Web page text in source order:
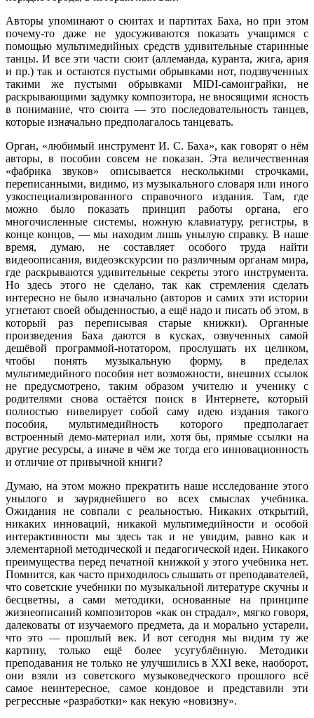
Авторы упоминают о сюитах и партитах Баха, но при этом
почему-то даже не удосуживаются показать учащимся с
помощью мультимедийных средств удивительные старинные
танцы. И все эти части сюит (аллеманда, куранта, жига, ария
и пр.) так и остаются пустыми обрывками нот, подзвученных
такими же пустыми обрывками MIDI-самоиграйки, не
раскрывающими задумку композитора, не вносящими ясность
в понимание, что сюита — это последовательность танцев,
которые изначально предполагалось танцевать.
Орган, «любимый инструмент И. С. Баха», как говорят о нём
авторы, в пособии совсем не показан. Эта величественная
«фабрика звуков» описывается несколькими строчками,
переписанными, видимо, из музыкального словаря или иного
узкоспециализированного справочного издания. Там, где
можно было показать принцип работы органа, его
многочисленные системы, ножную клавиатуру, регистры, в
конце концов, — мы находим лишь унылую справку. В наше
время, думаю, не составляет особого труда найти
видеоописания, видеоэкскурсии по различным органам мира,
где раскрываются удивительные секреты этого инструмента.
Но здесь этого не сделано, так как стремления сделать
интересно не было изначально (авторов и самих эти истории
угнетают своей обыденностью, а ещё надо и писать об этом, в
который раз переписывая старые книжки). Органные
произведения Баха даются в кусках, озвученных самой
дешёвой программой-нотатором, прослушать их целиком,
чтобы понять музыкальную форму, в пределах
мультимедийного пособия нет возможности, внешних ссылок
не предусмотрено, таким образом учителю и ученику с
родителями снова остаётся поиск в Интернете, который
полностью нивелирует собой саму идею издания такого
пособия, мультимедийность которого предполагает
встроенный демо-материал или, хотя бы, прямые ссылки на
другие ресурсы, а иначе в чём же тогда его инновационность
и отличие от привычной книги?
Думаю, на этом можно прекратить наше исследование этого
унылого и зауряднейшего во всех смыслах учебника.
Ожидания не совпали с реальностью. Никаких открытий,
никаких инноваций, никакой мультимедийности и особой
интерактивности мы здесь так и не увидим, равно как и
элементарной методической и педагогической идеи. Никакого
преимущества перед печатной книжкой у этого учебника нет.
Помнится, как часто приходилось слышать от преподавателей,
что советские учебники по музыкальной литературе скучны и
бесцветны, а сами методики, основанные на принципе
жизнеописаний композиторов «как он страдал», мягко говоря,
далековаты от изучаемого предмета, да и морально устарели,
что это — прошлый век. И вот сегодня мы видим ту же
картину, только ещё более усугублённую. Методики
преподавания не только не улучшились в XXI веке, наоборот,
они взяли из советского музыковедческого прошлого всё
самое неинтересное, самое кондовое и представили эти
регрессные «разработки» как некую «новизну».